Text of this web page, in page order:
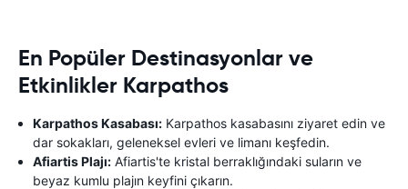
En Popüler Destinasyonlar ve
Etkinlikler Karpathos
Karpathos Kasabası: Karpathos kasabasını ziyaret edin ve
dar sokakları, geleneksel evleri ve limanı keşfedin.
Afiartis Plajı: Afiartis'te kristal berraklığındaki suların ve
beyaz kumlu plajın keyfini çıkarın.